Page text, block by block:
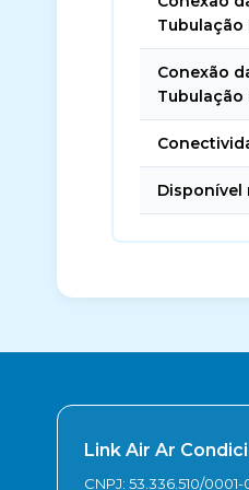
Tubulação
Conexão
Tubulação
Disponível
Link Air Ar
CNPJ: 53.336.510/0001-